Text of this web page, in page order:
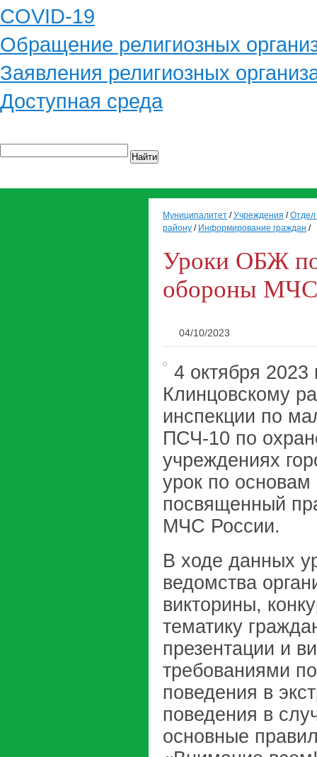
COVID-19
Обращение религиозных
Заявления религиозных
Доступная среда
Найти
Муниципалитет /Учреждения /Отдел
району / Информирование граждан /
Уроки ОБЖ
обороны МЧС
04/10/2023
4 октября
Клинцовскому
инспекции по
ПСЧ-10 по
учреждениях
урок по основам
посвященный
МЧС России.
В ходе данных
ведомства
викторины,
тематику
презентации и
требованиями
поведения в
поведения в
основные